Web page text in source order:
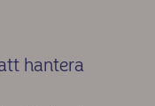
hantera